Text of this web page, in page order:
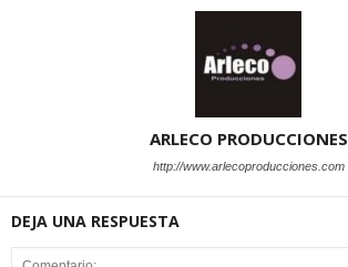
ARLECO PRODUCCIONES
http://www.arlecoproducciones.com
DEJA UNA RESPUESTA